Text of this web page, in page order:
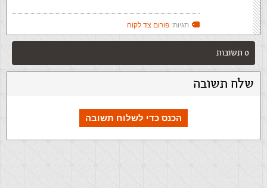
תגיות: פורום צד לקוח
0 תשובות
שלח תשובה
הכנס כדי לשלוח תשובה